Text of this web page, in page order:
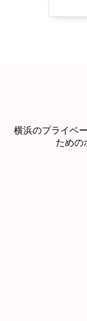
横浜のプライベ
ための